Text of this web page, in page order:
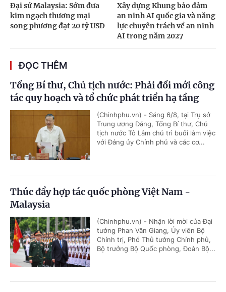
Đại sứ Malaysia: Sớm đưa
kim ngạch thương mại
song phương đạt 20 tỷ USD
Xây dựng Khung bảo đảm
an ninh AI quốc gia và năng
lực chuyên trách về an ninh
AI trong năm 2027
ĐỌC THÊM
Tổng Bí thư, Chủ tịch nước: Phải đổi mới công
tác quy hoạch và tổ chức phát triển hạ tầng
(Chinhphu.vn) - Sáng 6/8, tại Trụ sở
Trung ương Đảng, Tổng Bí thư, Chủ
tịch nước Tô Lâm chủ trì buổi làm việc
với Đảng ủy Chính phủ và các cơ...
Thúc đẩy hợp tác quốc phòng Việt Nam -
Malaysia
(Chinhphu.vn) - Nhận lời mời của Đại
tướng Phan Văn Giang, Ủy viên Bộ
Chính trị, Phó Thủ tướng Chính phủ,
Bộ trưởng Bộ Quốc phòng, Đoàn Bộ...